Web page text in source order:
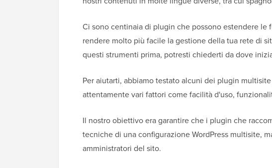
Ci sono centinaia di plugin che possono estendere
rendere molto più facile la gestione della tua rete di
questi strumenti prima, potresti chiederti da dove
Per aiutarti, abbiamo testato alcuni dei plugin
attentamente vari fattori come facilità d'uso,
Il nostro obiettivo era garantire che i plugin che
tecniche di una configurazione WordPress multisite,
amministratori del sito.